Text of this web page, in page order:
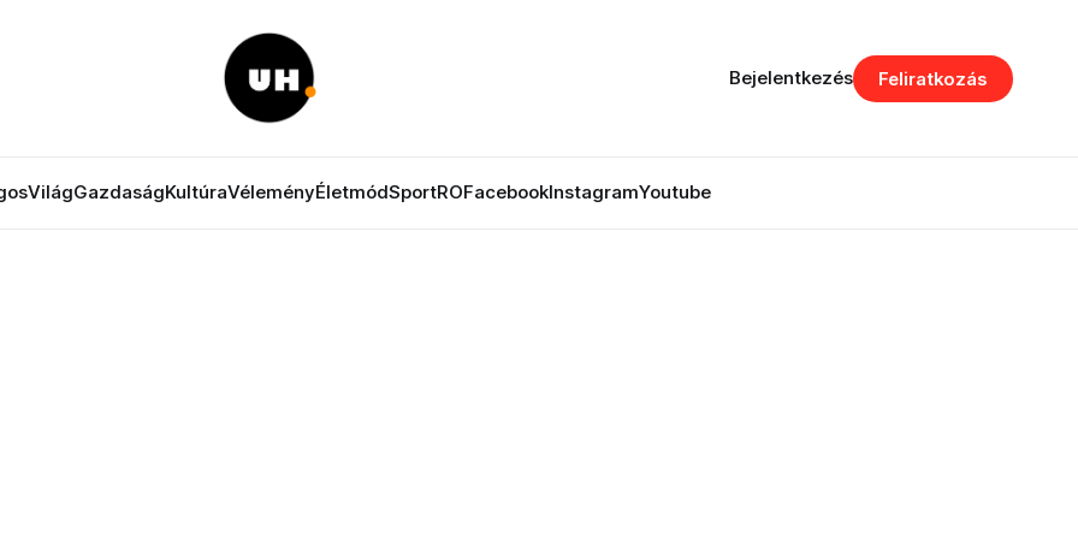
VilágGazdaságKultúraVéleményÉletmódSportROFacebookInstagramYoutube
Bejelentkezés Feliratkozás